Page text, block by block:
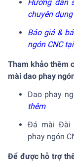
Hướng dẫn
chuyên dụng
Báo giá &
ngón CNC
Tham khảo thêm
mài dao phay
Dao phay
thêm
Đá mài Đài
phay ngón
Để được hỗ trợ